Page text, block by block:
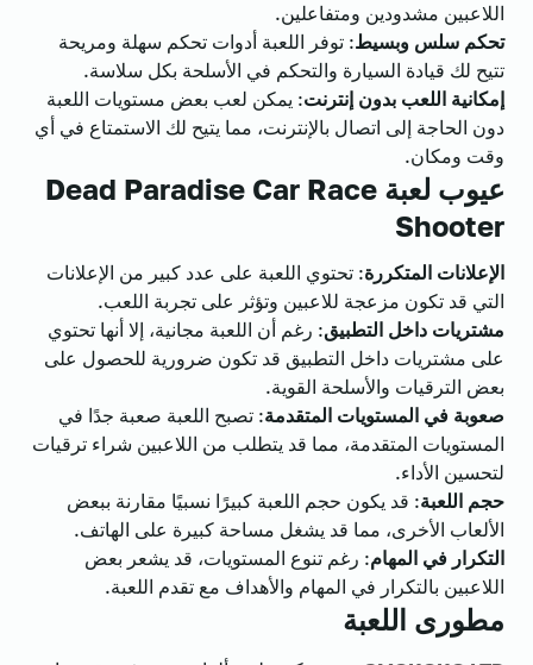
اللاعبين مشدودين ومتفاعلين.
تحكم سلس وبسيط: توفر اللعبة أدوات تحكم سهلة ومريحة
تتيح لك قيادة السيارة والتحكم في الأسلحة بكل سلاسة.
إمكانية اللعب بدون إنترنت: يمكن لعب بعض مستويات اللعبة
دون الحاجة إلى اتصال بالإنترنت، مما يتيح لك الاستمتاع في أي
وقت ومكان.
عيوب لعبة Dead Paradise Car Race
Shooter
الإعلانات المتكررة: تحتوي اللعبة على عدد كبير من الإعلانات
التي قد تكون مزعجة للاعبين وتؤثر على تجربة اللعب.
مشتريات داخل التطبيق: رغم أن اللعبة مجانية، إلا أنها تحتوي
على مشتريات داخل التطبيق قد تكون ضرورية للحصول على
بعض الترقيات والأسلحة القوية.
صعوبة في المستويات المتقدمة: تصبح اللعبة صعبة جدًا في
المستويات المتقدمة، مما قد يتطلب من اللاعبين شراء ترقيات
لتحسين الأداء.
حجم اللعبة: قد يكون حجم اللعبة كبيرًا نسبيًا مقارنة ببعض
الألعاب الأخرى، مما قد يشغل مساحة كبيرة على الهاتف.
التكرار في المهام: رغم تنوع المستويات، قد يشعر بعض
اللاعبين بالتكرار في المهام والأهداف مع تقدم اللعبة.
مطورى اللعبة